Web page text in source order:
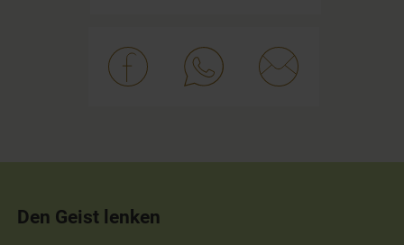
Den Geist lenken